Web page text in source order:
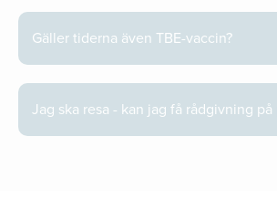
Gäller tiderna även TBE-vaccin?
Jag ska resa - kan jag få rådgivning på